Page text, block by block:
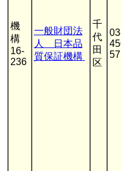
機
構
16-
236
一般財団法
人 日本品
質保証機構
千
代
田
区